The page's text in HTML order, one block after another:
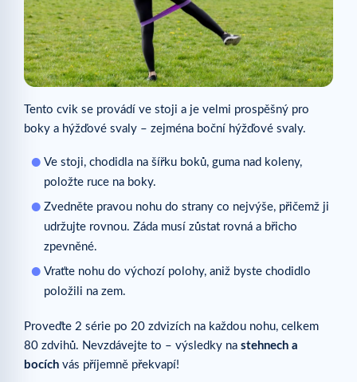
Tento cvik se provádí ve stoji a je velmi prospěšný pro
boky a hýžďové svaly – zejména boční hýžďové svaly.
Ve stoji, chodidla na šířku boků, guma nad koleny,
položte ruce na boky.
Zvedněte pravou nohu do strany co nejvýše, přičemž ji
udržujte rovnou. Záda musí zůstat rovná a břicho
zpevněné.
Vraťte nohu do výchozí polohy, aniž byste chodidlo
položili na zem.
Proveďte 2 série po 20 zdvizích na každou nohu, celkem
80 zdvihů. Nevzdávejte to – výsledky na stehnech a
bocích vás příjemně překvapí!